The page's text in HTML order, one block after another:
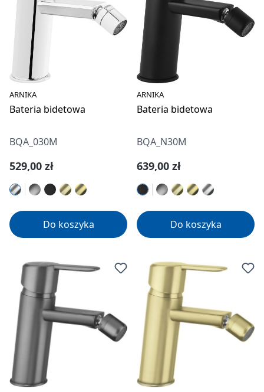
ARNIKA
Bateria bidetowa
BQA_030M
Cena regularna:
529,00 zł
Do koszyka
ARNIKA
Bateria bidetowa
BQA_N30M
Cena regularna:
639,00 zł
Do koszyka